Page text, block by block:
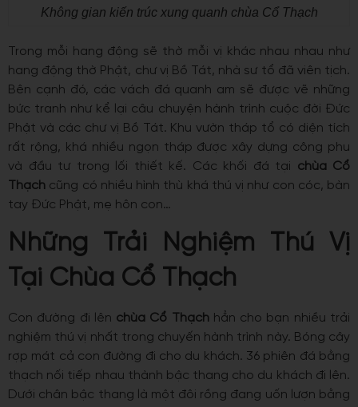
Không gian kiến trúc xung quanh chùa Cổ Thạch
Trong mỗi hang động sẽ thờ mỗi vị khác nhau nhau như
hang động thờ Phật, chư vị Bồ Tát, nhà sư tổ đã viên tịch.
Bên cạnh đó, các vách đá quanh am sẽ được vẽ những
bức tranh như kể lại câu chuyện hành trình cuộc đời Đức
Phật và các chư vị Bồ Tát. Khu vườn tháp tổ có diện tích
rất rộng, khá nhiều ngọn tháp được xây dựng công phu
và đầu tư trong lối thiết kế. Các khối đá tại chùa Cổ
Thạch cũng có nhiều hình thù khá thú vị như con cóc, bàn
tay Đức Phật, mẹ hôn con…
Những Trải Nghiệm Thú Vị
Tại Chùa Cổ Thạch
Con đường đi lên chùa Cổ Thạchhẳn cho bạn nhiều trải
nghiệm thú vị nhất trong chuyến hành trình này. Bóng cây
rợp mát cả con đường đi cho du khách. 36 phiên đá bằng
thạch nối tiếp nhau thành bậc thang cho du khách đi lên.
Dưới chân bậc thang là một đôi rồng đang uốn lượn bằng